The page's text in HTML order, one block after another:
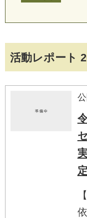
活動レポート